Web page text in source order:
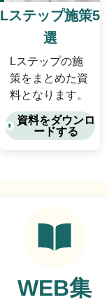
Lステップ施策5
選
Lステップの施
策をまとめた資
料となります。
資料をダウンロ
ードする
WEB集